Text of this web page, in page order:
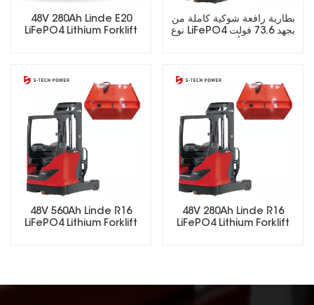
48V 280Ah Linde E20
LiFePO4 Lithium Forklift
بطارية رافعة شوكية كاملة من
نوع LiFePO4 بجهد 73.6 فولت
48V 560Ah Linde R16
LiFePO4 Lithium Forklift
48V 280Ah Linde R16
LiFePO4 Lithium Forklift